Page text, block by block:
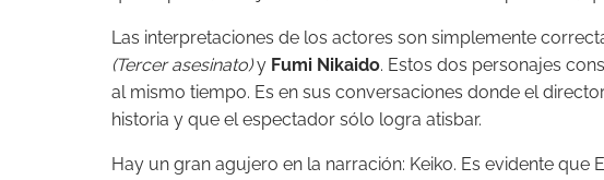
Las interpretaciones de los actores son simplemente
(Tercer asesinato)y Fumi Nikaido. Estos dos personajes
al mismo tiempo. Es en sus conversaciones donde el
historia y que el espectador sólo logra atisbar.
Hay un gran agujero en la narración: Keiko. Es evidente